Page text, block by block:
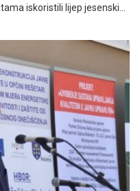
iskoristili lijep jesenski…